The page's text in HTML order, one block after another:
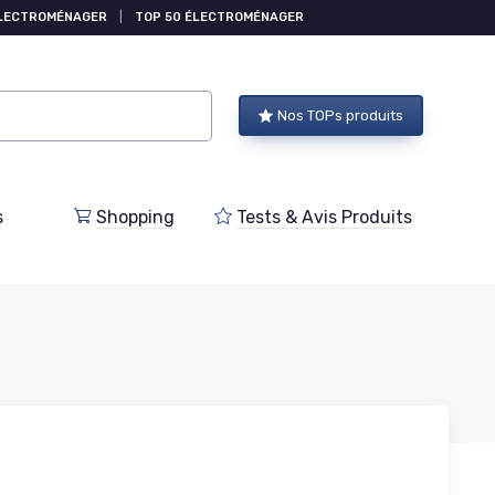
TOP 50 ÉLECTROMÉNAGER
Nos TOPs produits
Shopping Tests & Avis Produits